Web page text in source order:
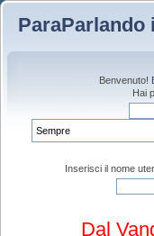
Benvenuto!
Hai
Inserisci il nome
Dal